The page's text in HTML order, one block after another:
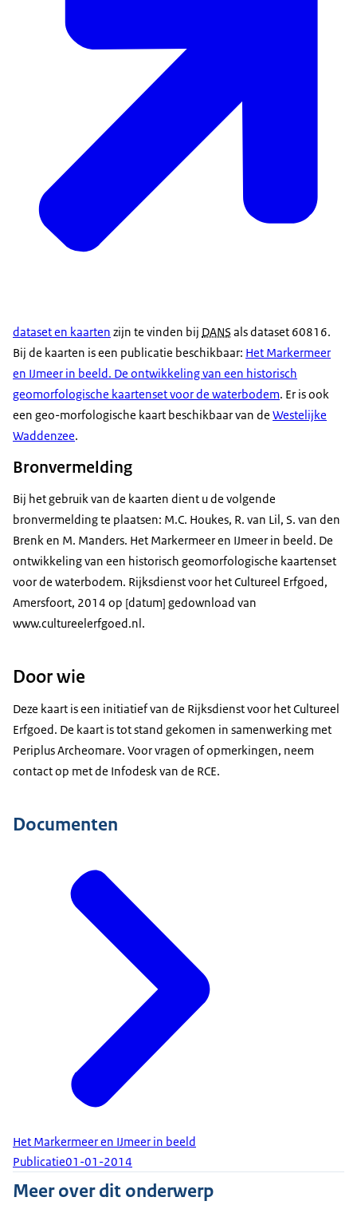
dataset en kaarten zijn te vinden bij DANS als dataset 60816.
Bij de kaarten is een publicatie beschikbaar: Het Markermeer
en IJmeer in beeld. De ontwikkeling van een historisch
geomorfologische kaartenset voor de waterbodem. Er is ook
een geo-morfologische kaart beschikbaar van de Westelijke
Waddenzee.
Bronvermelding
Bij het gebruik van de kaarten dient u de volgende
bronvermelding te plaatsen: M.C. Houkes, R. van Lil, S. van den
Brenk en M. Manders. Het Markermeer en IJmeer in beeld. De
ontwikkeling van een historisch geomorfologische kaartenset
voor de waterbodem. Rijksdienst voor het Cultureel Erfgoed,
Amersfoort, 2014 op [datum] gedownload van
www.cultureelerfgoed.nl.
Door wie
Deze kaart is een initiatief van de Rijksdienst voor het Cultureel
Erfgoed. De kaart is tot stand gekomen in samenwerking met
Periplus Archeomare. Voor vragen of opmerkingen, neem
contact op met de Infodesk van de RCE.
Documenten
Het Markermeer en IJmeer in beeld
Publicatie01-01-2014
Meer over dit onderwerp